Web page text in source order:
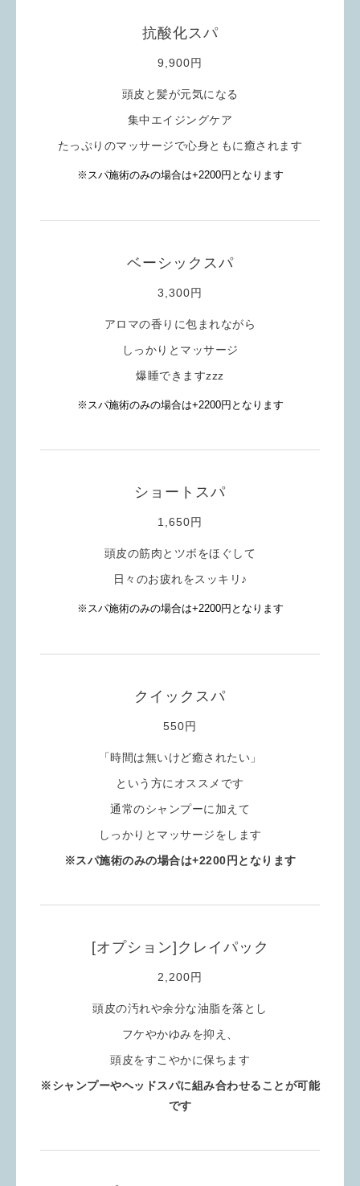
抗酸化スパ
9,900円
頭皮と髪が元気になる
集中エイジングケア
たっぷりのマッサージで心身ともに癒されます
※スパ施術のみの場合は+2200円となります
ベーシックスパ
3,300円
アロマの香りに包まれながら
しっかりとマッサージ
爆睡できますzzz
※スパ施術のみの場合は+2200円となります
ショートスパ
1,650円
頭皮の筋肉とツボをほぐして
日々のお疲れをスッキリ♪
※スパ施術のみの場合は+2200円となります
クイックスパ
550円
「時間は無いけど癒されたい」
という方にオススメです
通常のシャンプーに加えて
しっかりとマッサージをします
※スパ施術のみの場合は+2200円となります
[オプション]クレイパック
2,200円
頭皮の汚れや余分な油脂を落とし
フケやかゆみを抑え、
頭皮をすこやかに保ちます
※シャンプーやヘッドスパに組み合わせることが可能
です